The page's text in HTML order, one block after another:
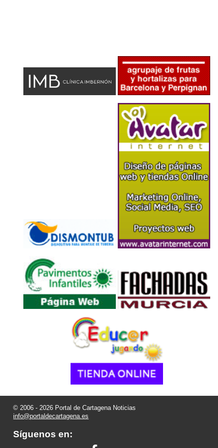
© 2006 - 2026 Portal de Cartagena Noticias
info@portaldecartagena.es
Síguenos en: